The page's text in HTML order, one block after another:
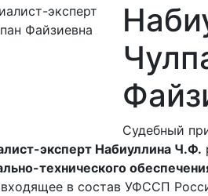
Судебный
эксперт Набиуллина Ч.Ф.
технического
входящее в состав УФССП